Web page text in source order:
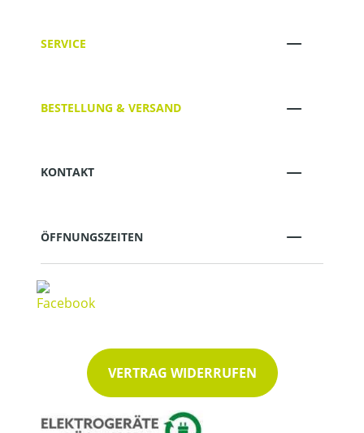
SERVICE
BESTELLUNG & VERSAND
KONTAKT
ÖFFNUNGSZEITEN
VERTRAG WIDERRUFEN